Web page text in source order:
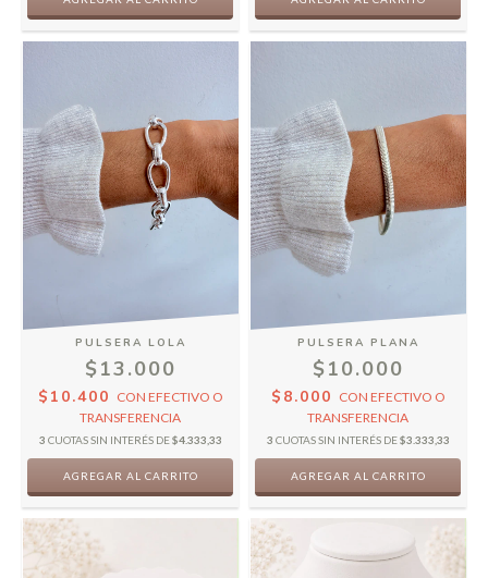
PULSERA LOLA
$13.000
$10.400 CON EFECTIVO O
TRANSFERENCIA
3 CUOTAS SIN INTERÉS DE$4.333,33
PULSERA PLANA
$10.000
$8.000 CON EFECTIVO O
TRANSFERENCIA
3 CUOTAS SIN INTERÉS DE$3.333,33